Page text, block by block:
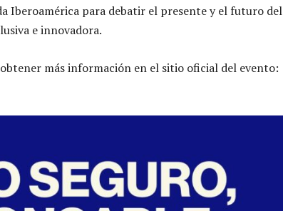
Iberoamérica para debatir el presente y el futuro del
e innovadora.
más información en el sitio oficial del evento: